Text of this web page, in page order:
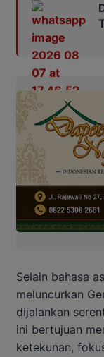
Selain bahasa
meluncurkan
dijalankan
ini bertujuan
ketekunan,